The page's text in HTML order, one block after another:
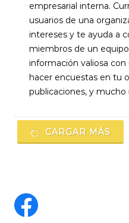
empresarial interna.
usuarios de una
intereses y te ayuda a
miembros de un
información valiosa
hacer encuestas en tu
publicaciones, y mucho
CARGAR MÁS